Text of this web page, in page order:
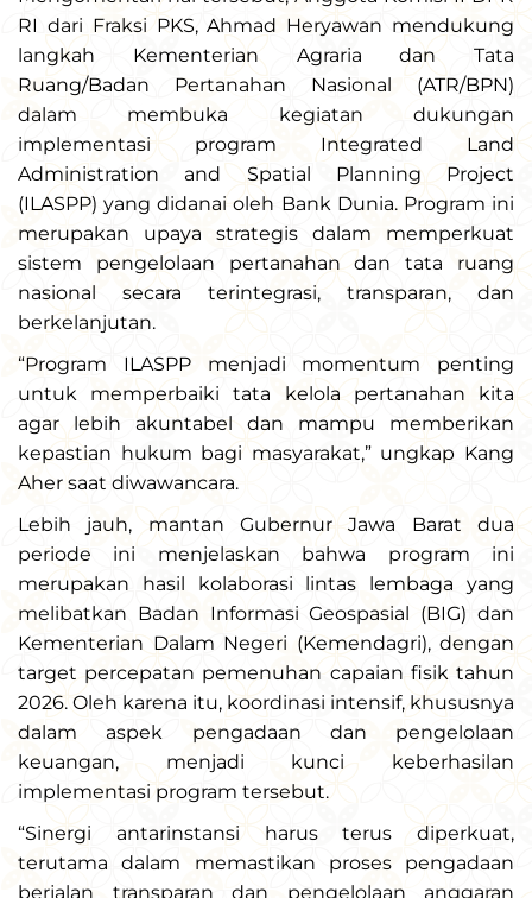
RI dari Fraksi PKS, Ahmad Heryawan mendukung
langkah Kementerian Agraria dan Tata
Ruang/Badan Pertanahan Nasional (ATR/BPN)
dalam membuka kegiatan dukungan
implementasi program Integrated Land
Administration and Spatial Planning Project
(ILASPP) yang didanai oleh Bank Dunia. Program ini
merupakan upaya strategis dalam memperkuat
sistem pengelolaan pertanahan dan tata ruang
nasional secara terintegrasi, transparan, dan
berkelanjutan.
“Program ILASPP menjadi momentum penting
untuk memperbaiki tata kelola pertanahan kita
agar lebih akuntabel dan mampu memberikan
kepastian hukum bagi masyarakat,” ungkap Kang
Aher saat diwawancara.
Lebih jauh, mantan Gubernur Jawa Barat dua
periode ini menjelaskan bahwa program ini
merupakan hasil kolaborasi lintas lembaga yang
melibatkan Badan Informasi Geospasial (BIG) dan
Kementerian Dalam Negeri (Kemendagri), dengan
target percepatan pemenuhan capaian fisik tahun
2026. Oleh karena itu, koordinasi intensif, khususnya
dalam aspek pengadaan dan pengelolaan
keuangan, menjadi kunci keberhasilan
implementasi program tersebut.
“Sinergi antarinstansi harus terus diperkuat,
terutama dalam memastikan proses pengadaan
berjalan transparan dan pengelolaan anggaran